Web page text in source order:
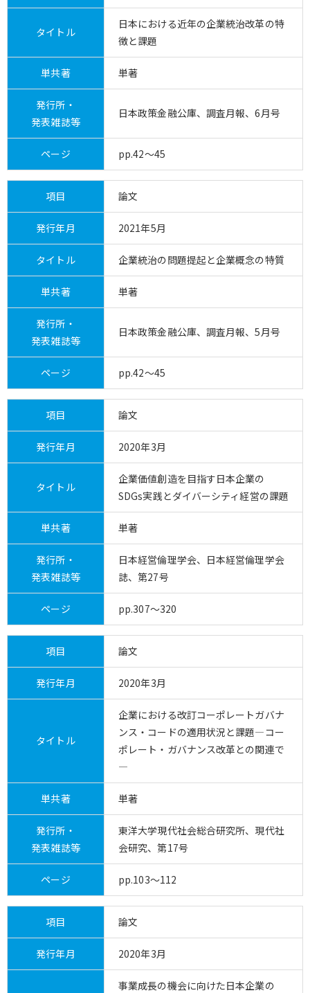
タイトル
日本における近年の企業統治改革の特
徴と課題
単共著 単著
発行所・
発表雑誌等
日本政策金融公庫、調査月報、6月号
ページ pp.42～45
項目 論文
発行年月 2021年5月
タイトル 企業統治の問題提起と企業概念の特質
単共著 単著
発行所・
発表雑誌等
日本政策金融公庫、調査月報、5月号
ページ pp.42～45
項目 論文
発行年月 2020年3月
タイトル
企業価値創造を目指す日本企業の
SDGs実践とダイバーシティ経営の課題
単共著 単著
発行所・
発表雑誌等
日本経営倫理学会、日本経営倫理学会
誌、第27号
ページ pp.307～320
項目 論文
発行年月 2020年3月
タイトル
企業における改訂コーポレートガバナ
ンス・コードの適用状況と課題―コー
ポレート・ガバナンス改革との関連で
―
単共著 単著
発行所・
発表雑誌等
東洋大学現代社会総合研究所、現代社
会研究、第17号
ページ pp.103～112
項目 論文
発行年月 2020年3月
事業成長の機会に向けた日本企業の